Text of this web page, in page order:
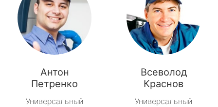
Антон
Петренко
Универсальный
Всеволод
Краснов
Универсальный